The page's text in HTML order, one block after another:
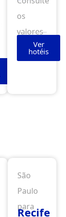
os
valores
Ver
hotéis
São
Paulo
para
Recife